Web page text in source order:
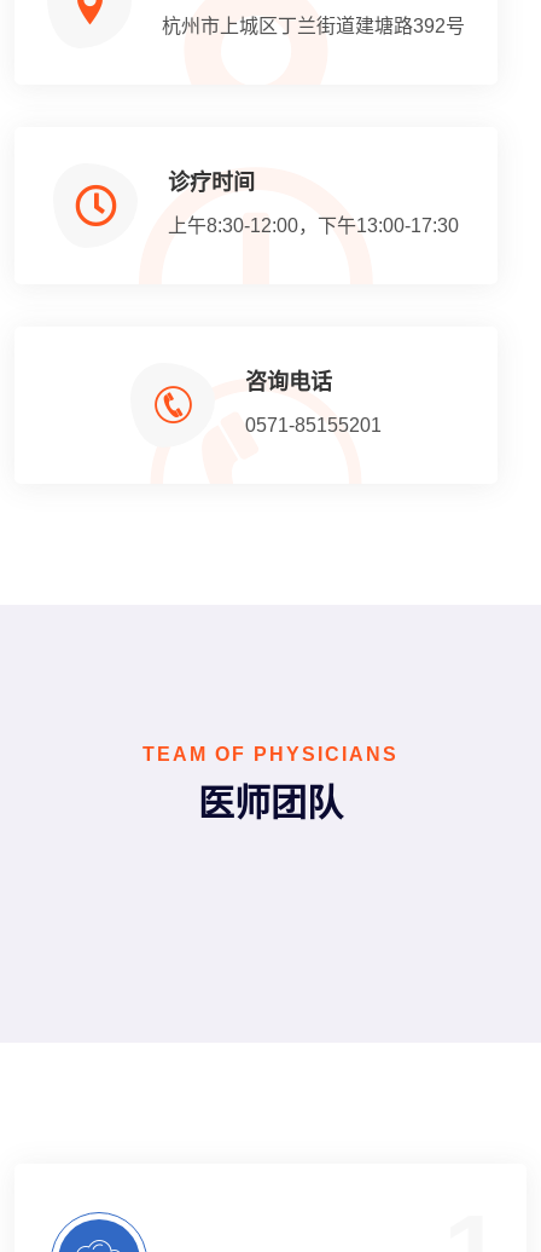
杭州市上城区丁兰街道建塘路392号
诊疗时间
上午8:30-12:00，下午13:00-17:30
咨询电话
0571-85155201
TEAM OF PHYSICIANS
医师团队